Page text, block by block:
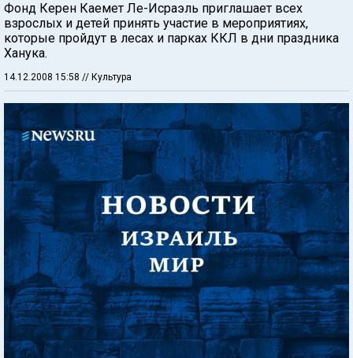
Фонд Керен Каемет Ле-Исраэль приглашает всех
взрослых и детей принять участие в мероприятиях,
которые пройдут в лесах и парках ККЛ в дни праздника
Ханука.
14.12.2008 15:58 // Культура